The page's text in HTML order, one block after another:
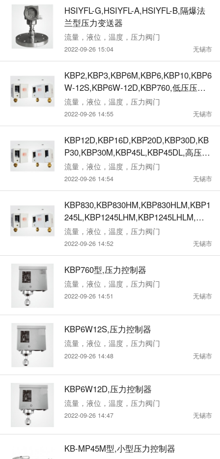
HSIYFL-G,HSIYFL-A,HSIYFL-B,隔爆法
兰型压力变送器
流量，液位，温度，压力阀门
2022-09-26 15:04 无锡市
KBP2,KBP3,KBP6M,KBP6,KBP10,KBP6
W-12S,KBP6W-12D,KBP760,低压压力
控制器
流量，液位，温度，压力阀门
2022-09-26 14:55 无锡市
KBP12D,KBP16D,KBP20D,KBP30D,KB
P30,KBP30M,KBP45L,KBP45DL,高压压
力控制器
流量，液位，温度，压力阀门
2022-09-26 14:54 无锡市
KBP830,KBP830HM,KBP830HLM,KBP1
245L,KBP1245LHM,KBP1245LHLM,高
低压压力控制器
流量，液位，温度，压力阀门
2022-09-26 14:52 无锡市
KBP760型,压力控制器
流量，液位，温度，压力阀门
2022-09-26 14:51 无锡市
KBP6W12S,压力控制器
流量，液位，温度，压力阀门
2022-09-26 14:48 无锡市
KBP6W12D,压力控制器
流量，液位，温度，压力阀门
2022-09-26 14:47 无锡市
KB-MP45M型,小型压力控制器